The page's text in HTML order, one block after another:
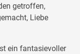
getroffen,
Liebe
ein fantasievoller